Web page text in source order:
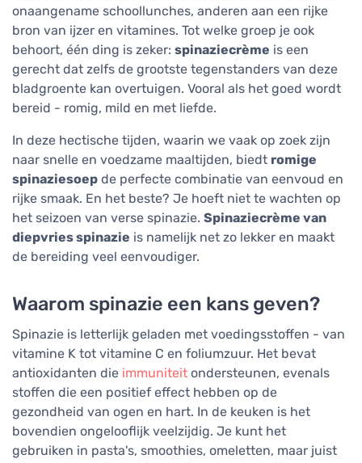
onaangename schoollunches, anderen aan een rijke
bron van ijzer en vitamines. Tot welke groep je ook
behoort, één ding is zeker: spinaziecrème is een
gerecht dat zelfs de grootste tegenstanders van deze
bladgroente kan overtuigen. Vooral als het goed wordt
bereid - romig, mild en met liefde.
In deze hectische tijden, waarin we vaak op zoek zijn
naar snelle en voedzame maaltijden, biedt romige
spinaziesoep de perfecte combinatie van eenvoud en
rijke smaak. En het beste? Je hoeft niet te wachten op
het seizoen van verse spinazie. Spinaziecrème van
diepvries spinazie is namelijk net zo lekker en maakt
de bereiding veel eenvoudiger.
Waarom spinazie een kans geven?
Spinazie is letterlijk geladen met voedingsstoffen - van
vitamine K tot vitamine C en foliumzuur. Het bevat
antioxidanten die immuniteit ondersteunen, evenals
stoffen die een positief effect hebben op de
gezondheid van ogen en hart. In de keuken is het
bovendien ongelooflijk veelzijdig. Je kunt het
gebruiken in pasta's, smoothies, omeletten, maar juist